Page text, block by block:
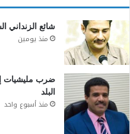
شائع الزنداني
منذ يومين
ضرب مليشيات
البلد
منذ أسبوع واحد